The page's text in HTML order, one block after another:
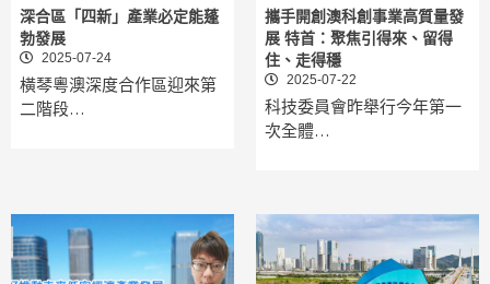
深合區「四新」產業必定能蓬
勃發展
2025-07-24
橫琴粵澳深度合作區迎來第
二階段…
攜手開創澳科創事業高質量發
展 特首：聚焦引得來、留得
住、走得穩
2025-07-22
科技委員會昨舉行今年第一
次全體…